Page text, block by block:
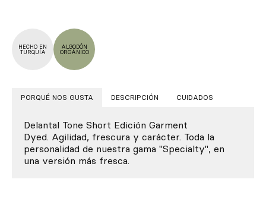
HECHO EN
TURQUÍA
ALGODÓN
ORGÁNICO
PORQUÉ NOS GUSTA DESCRIPCIÓN CUIDADOS
Delantal Tone Short Edición Garment
Dyed. Agilidad, frescura y carácter. Toda la
personalidad de nuestra gama "Specialty", en
una versión más fresca.